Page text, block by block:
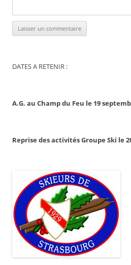
DATES A RETENIR :
A.G. au Champ du Feu le 19
Reprise des activités Groupe Ski le